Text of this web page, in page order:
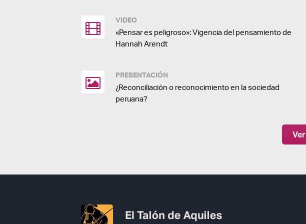
VIDEO
«Pensar es peligroso»: Vigencia del pensamiento de
Hannah Arendt
PRESENTACIÓN
¿Reconciliación o reconocimiento en la sociedad
peruana?